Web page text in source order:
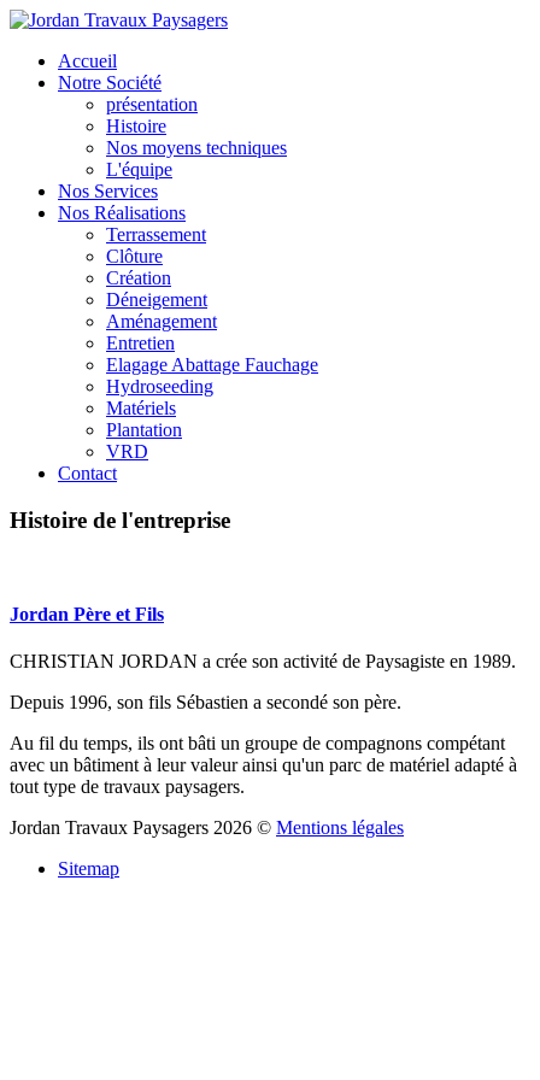
Accueil
Notre Société
présentation
Histoire
Nos moyens techniques
L'équipe
Nos Services
Nos Réalisations
Terrassement
Clôture
Création
Déneigement
Aménagement
Entretien
Elagage Abattage Fauchage
Hydroseeding
Matériels
Plantation
VRD
Contact
Histoire de l'entreprise
Jordan Père et Fils
CHRISTIAN JORDAN a crée son activité de Paysagiste en 1989.
Depuis 1996, son fils Sébastien a secondé son père.
Au fil du temps, ils ont bâti un groupe de compagnons compétant
avec un bâtiment à leur valeur ainsi qu'un parc de matériel adapté à
tout type de travaux paysagers.
Jordan Travaux Paysagers 2026 © Mentions légales
Sitemap